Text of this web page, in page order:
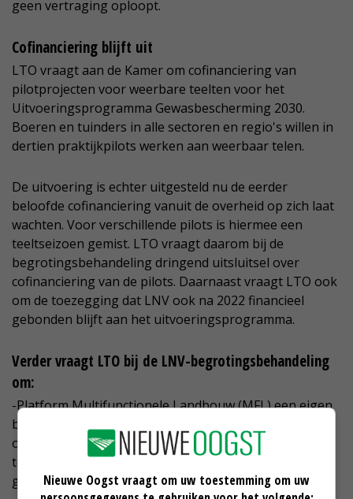
geen vertraging oploopt.
Cofinanciering blijft uit
LTO vraagt aan de Kamer om cofinanciering van
pilotprojecten voor weerbare teelten voor het
Uitvoeringsprogramma Gewasbescherming 2030.
Boeren en tuinders in alle sectoren en regio's willen in
dertien praktijkpilots werken aan weerbaar telen.
De uitvoering is echter uitgesteld nu de eerder
beloofde cofinanciering vanuit de overheid op zich laat
wachten. Voor verschillende pilots is hiermee een
teeltseizoen gemist. LTO vraagt daarom bij de
begrotingsbehandeling dringend uitsluitsel over
cofinanciering van de pilots. Daarnaast vraagt LTO ook
om de toezegging dat LNV ook na 2022 financieel
gebonden blijft aan het uitvoeringsprogramma.
Verder vraagt LTO bij de LNV-begrotingsbehandeling
om:
-Platform Multifunctionele Landbouw (MFL) een eigen
budget te geven van 500.000 tot 1 miljoen euro. Nu
ontbrak MFL nog volledig in de LNV-begroting, wat
teleurstellend is gezien de vele kansen in deze
groeiende agrarische tak.
Nieuwe Oogst vraagt om uw toestemming om uw